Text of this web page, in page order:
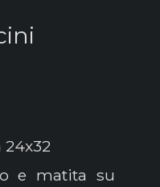
e matita su